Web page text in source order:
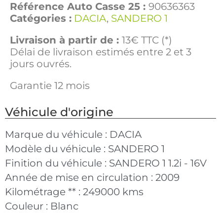
Référence Auto Casse 25 : 90636363
Catégories : DACIA, SANDERO 1
Livraison à partir de : 13€ TTC (*)
Délai de livraison estimés entre 2 et 3
jours ouvrés.
Garantie 12 mois
Véhicule d'origine
Marque du véhicule : DACIA
Modèle du véhicule : SANDERO 1
Finition du véhicule : SANDERO 1 1.2i - 16V
Année de mise en circulation : 2009
Kilométrage ** : 249000 kms
Couleur : Blanc